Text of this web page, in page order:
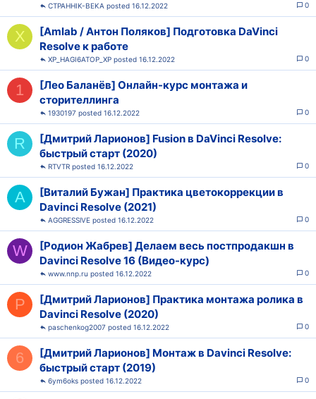
0
16.12.2022
CTPAHHIK-BEKA
X
[Amlab / Антон Поляков] Подготовка DaVinci
Resolve к работе
0
16.12.2022
XP_HAGI6ATOP_XP
1
[Лео Баланёв] Онлайн-курс монтажа и
сторителлинга
0
16.12.2022
1930197
R
[Дмитрий Ларионов] Fusion в DaVinci Resolve:
быстрый старт (2020)
0
16.12.2022
RTVTR
A
[Виталий Бужан] Практика цветокоррекции в
Davinci Resolve (2021)
0
16.12.2022
AGGRESSlVE
W
[Родион Жабрев] Дeлaeм вecь пocтпрoдaкшн в
Davinci Resolve 16 (Видео-курс)
0
16.12.2022
www.nnp.ru
P
[Дмитрий Ларионов] Практика монтажа ролика в
Davinci Resolve (2020)
0
16.12.2022
paschenkog2007
6
[Дмитрий Ларионов] Монтаж в Davinci Resolve:
быстрый старт (2019)
0
16.12.2022
6ym6oks